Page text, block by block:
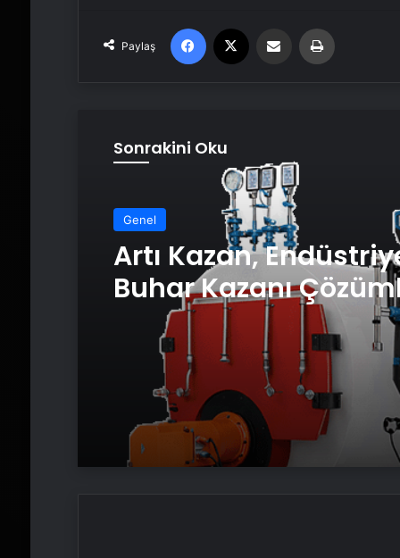
Paylaş
Facebook Email'den paylaş
Sonrakini Oku
Genel
Artı Kazan,
Buhar Kazanı
Üretim Tesislerine
Sistemler Sunuyor